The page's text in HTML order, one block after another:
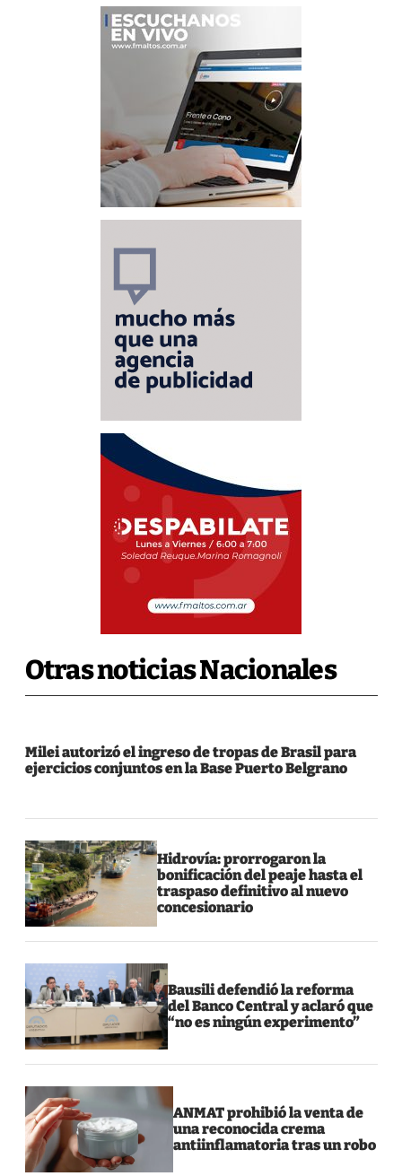
Otras noticias Nacionales
Milei autorizó el ingreso de tropas de Brasil para
ejercicios conjuntos en la Base Puerto Belgrano
Hidrovía: prorrogaron la
bonificación del peaje hasta el
traspaso definitivo al nuevo
concesionario
Bausili defendió la reforma
del Banco Central y aclaró que
“no es ningún experimento”
ANMAT prohibió la venta de
una reconocida crema
antiinflamatoria tras un robo